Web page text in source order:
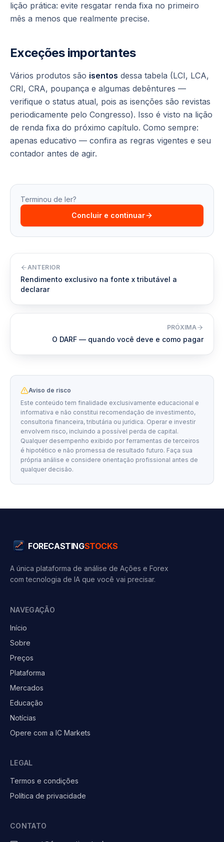
lição prática: evite resgatar renda fixa no primeiro
mês a menos que realmente precise.
Exceções importantes
Vários produtos são isentos dessa tabela (LCI, LCA,
CRI, CRA, poupança e algumas debêntures —
verifique o status atual, pois as isenções são revistas
periodicamente pelo Congresso). Isso é visto na lição
de renda fixa do próximo capítulo. Como sempre:
apenas educativo — confira as regras vigentes e seu
contador antes de agir.
Terminou de ler?
Concluir e continuar
ANTERIOR
Rendimento exclusivo na fonte x tributável a
declarar
PRÓXIMA
O DARF — quando você deve e como pagar
Aviso de risco
Este conteúdo tem finalidade exclusivamente educacional e
informativa e não constitui recomendação de investimento,
consultoria financeira, tributária ou jurídica. Operar e investir
envolvem risco, incluindo a possível perda de capital.
Qualquer desempenho exibido por ferramentas de terceiros
é hipotético e não promessa de resultado futuro. Faça sua
própria análise e considere orientação profissional antes de
qualquer decisão.
FORECASTINGSTOCKS
A única plataforma de análise de Ações e Forex
com tecnologia de IA que você vai precisar.
NAVEGAÇÃO
Início
Sobre
Preços
Plataforma
Mercados
Educação
Notícias
Opere com a IC Markets
LEGAL
Termos e condições
Política de privacidade
CONTATO